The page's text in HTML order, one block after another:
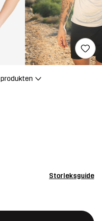
Storleksguide
modal som bekräftar en ny